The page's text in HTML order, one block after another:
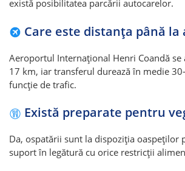
există posibilitatea parcării autocarelor.
Care este distanța până la
Aeroportul Internațional Henri Coandă
17 km, iar transferul durează în medie
funcție de trafic.
Există preparate pentru
Da, ospatării sunt la dispoziția oaspeților
suport în legătură cu orice restricții